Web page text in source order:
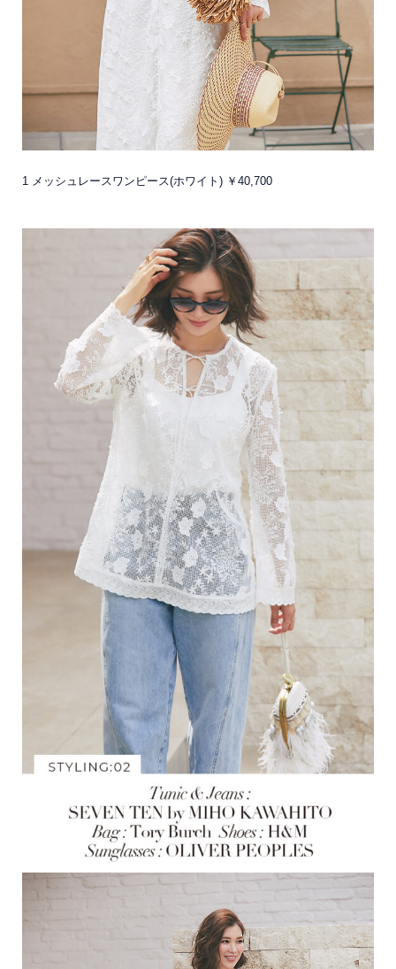
1 メッシュレースワンピース(ホワイト) ￥40,700